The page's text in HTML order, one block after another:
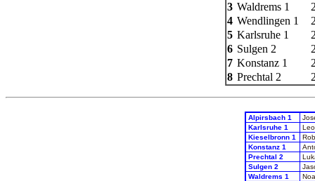
3 Waldrems 1
4 Wendlingen 1
5 Karlsruhe 1
6 Sulgen 2
7 Konstanz 1
8 Prechtal 2
Alpirsbach 1
Karlsruhe 1
Kieselbronn 1
Konstanz 1
Prechtal 2
Sulgen 2
Waldrems 1